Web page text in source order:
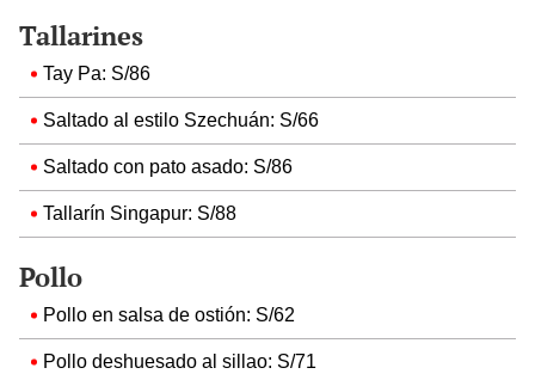
Tallarines
Tay Pa: S/86
Saltado al estilo Szechuán: S/66
Saltado con pato asado: S/86
Tallarín Singapur: S/88
Pollo
Pollo en salsa de ostión: S/62
Pollo deshuesado al sillao: S/71